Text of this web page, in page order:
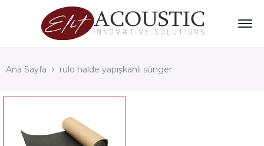
Ana Sayfa rulo halde yapışkanlı sünger